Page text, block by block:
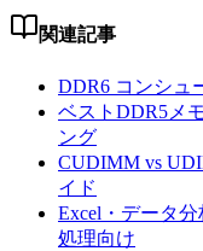
関連記事
DDR6 コンシュ
ベストDDR5メ
ング
CUDIMM vs
イド
Excel・データ
処理向け